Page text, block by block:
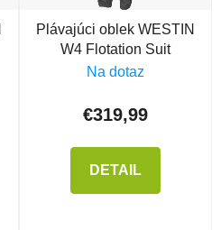
Plávajúci oblek WESTIN
W4 Flotation Suit
Na dotaz
€319,99
DETAIL